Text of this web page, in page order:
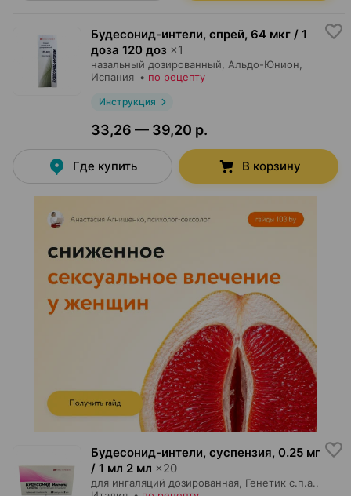
Будесонид-интели, спрей, 64 мкг / 1
доза 120 доз ×1
назальный дозированный, Альдо-Юнион
Испания • по рецепту
Инструкция
33,26 — 39,20 р.
Где купить В корзину
Будесонид-интели, суспензия, 0.25 мг
/ 1 мл 2 мл ×20
для ингаляций дозированная, Генетик с.п.а.